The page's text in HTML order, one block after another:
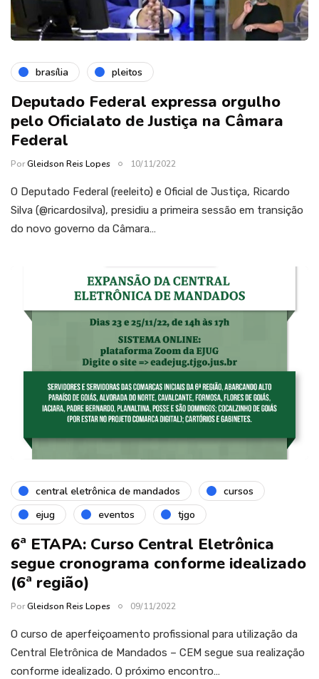
brasília pleitos
Deputado Federal expressa orgulho
pelo Oficialato de Justiça na Câmara
Federal
PorGleidson Reis Lopes 10/11/2022
O Deputado Federal (reeleito) e Oficial de Justiça, Ricardo
Silva (@ricardosilva), presidiu a primeira sessão em transição
do novo governo da Câmara…
central eletrônica de mandados
cursos
ejug
eventos tjgo
6ª ETAPA: Curso Central Eletrônica
segue cronograma conforme idealizado
(6ª região)
PorGleidson Reis Lopes 09/11/2022
O curso de aperfeiçoamento profissional para utilização da
Central Eletrônica de Mandados – CEM segue sua realização
conforme idealizado. O próximo encontro…